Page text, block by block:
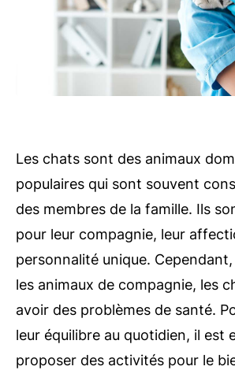
Les chats sont des animaux
populaires qui sont souvent
des membres de la famille. Ils
pour leur compagnie, leur
personnalité unique.
les animaux de compagnie, les
avoir des problèmes de santé.
leur équilibre au quotidien, il est
proposer des activités pour le